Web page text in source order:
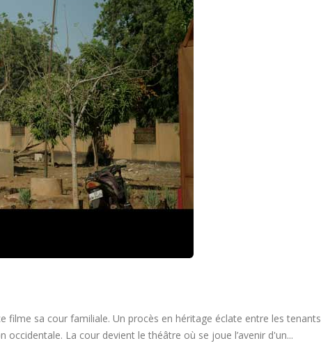
filme sa cour familiale. Un procès en héritage éclate entre les tenants
La cour devient le théâtre où se joue l’avenir d'un...